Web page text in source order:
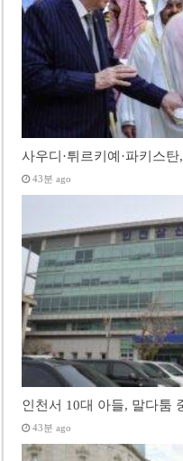
사우디·튀르키예·파키스
43분 ago
인천서 10대 아들, 말다툼
43분 ago